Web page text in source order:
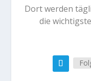
Dort werden
die